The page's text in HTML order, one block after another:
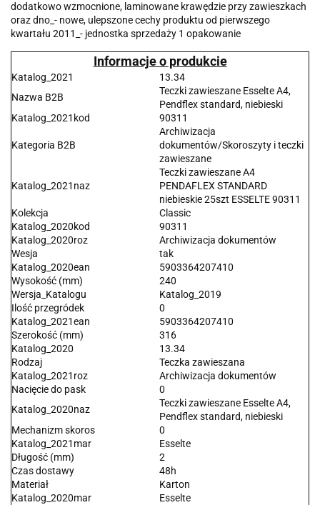
dodatkowo wzmocnione, laminowane krawędzie przy zawieszkach
oraz dno_- nowe, ulepszone cechy produktu od pierwszego
kwartału 2011_- jednostka sprzedaży 1 opakowanie
Informacje o produkcie
Katalog_2021
13.34
Nazwa B2B
Teczki zawieszane Esselte A4,
Pendflex standard, niebieski
Katalog_2021kod
90311
Kategoria B2B
Archiwizacja
dokumentów/Skoroszyty i teczki
zawieszane
Katalog_2021naz
Teczki zawieszane A4
PENDAFLEX STANDARD
niebieskie 25szt ESSELTE 90311
Kolekcja
Classic
Katalog_2020kod
90311
Katalog_2020roz
Archiwizacja dokumentów
Wesja
tak
Katalog_2020ean
5903364207410
Wysokość (mm)
240
Wersja_Katalogu
Katalog_2019
Ilość przegródek
0
Katalog_2021ean
5903364207410
Szerokość (mm)
316
Katalog_2020
13.34
Rodzaj
Teczka zawieszana
Katalog_2021roz
Archiwizacja dokumentów
Nacięcie do pask
0
Katalog_2020naz
Teczki zawieszane Esselte A4,
Pendflex standard, niebieski
Mechanizm skoros
0
Katalog_2021mar
Esselte
Długość (mm)
2
Czas dostawy
48h
Materiał
Karton
Katalog_2020mar
Esselte